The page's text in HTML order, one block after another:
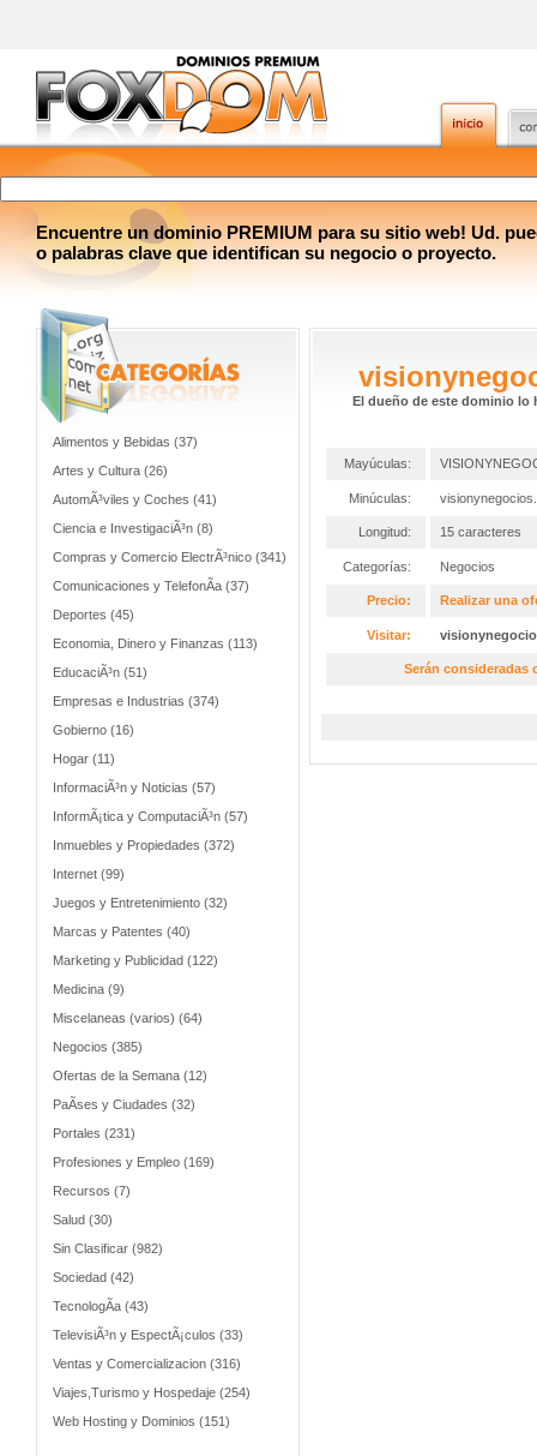
Encuentre un dominio PREMIUM para su sitio web! Ud.
o palabras clave que identifican su negocio o proyecto.
Alimentos y Bebidas (37)
Artes y Cultura (26)
AutomÃ³viles y Coches (41)
Ciencia e InvestigaciÃ³n (8)
Compras y Comercio ElectrÃ³nico (341)
Comunicaciones y TelefonÃ­a (37)
Deportes (45)
Economia, Dinero y Finanzas (113)
EducaciÃ³n (51)
Empresas e Industrias (374)
Gobierno (16)
Hogar (11)
InformaciÃ³n y Noticias (57)
InformÃ¡tica y ComputaciÃ³n (57)
Inmuebles y Propiedades (372)
Internet (99)
Juegos y Entretenimiento (32)
Marcas y Patentes (40)
Marketing y Publicidad (122)
Medicina (9)
Miscelaneas (varios) (64)
Negocios (385)
Ofertas de la Semana (12)
PaÃ­ses y Ciudades (32)
Portales (231)
Profesiones y Empleo (169)
Recursos (7)
Salud (30)
Sin Clasificar (982)
Sociedad (42)
TecnologÃ­a (43)
TelevisiÃ³n y EspectÃ¡culos (33)
Ventas y Comercializacion (316)
Viajes,Turismo y Hospedaje (254)
Web Hosting y Dominios (151)
El dueño de este dominio lo
Mayúculas:
Minúculas:
Longitud: 15 caracteres
Categorías: Negocios
Precio: Realizar una
Visitar:
Serán consideradas